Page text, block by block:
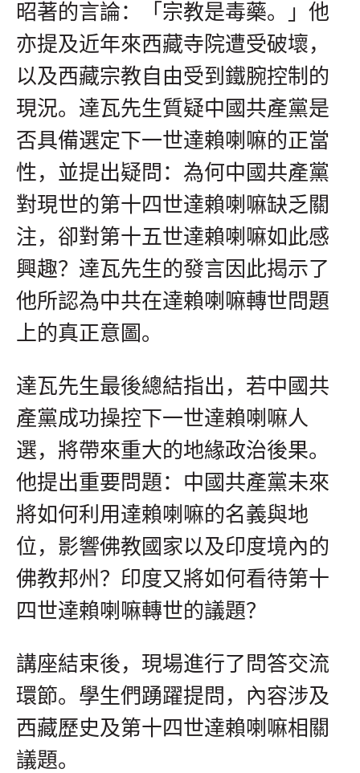
昭著的言論：「宗教是毒藥。」他
亦提及近年來西藏寺院遭受破壞，
以及西藏宗教自由受到鐵腕控制的
現況。達瓦先生質疑中國共產黨是
否具備選定下一世達賴喇嘛的正當
性，並提出疑問：為何中國共產黨
對現世的第十四世達賴喇嘛缺乏關
注，卻對第十五世達賴喇嘛如此感
興趣？達瓦先生的發言因此揭示了
他所認為中共在達賴喇嘛轉世問題
上的真正意圖。
達瓦先生最後總結指出，若中國共
產黨成功操控下一世達賴喇嘛人
選，將帶來重大的地緣政治後果。
他提出重要問題：中國共產黨未來
將如何利用達賴喇嘛的名義與地
位，影響佛教國家以及印度境內的
佛教邦州？印度又將如何看待第十
四世達賴喇嘛轉世的議題？
講座結束後，現場進行了問答交流
環節。學生們踴躍提問，內容涉及
西藏歷史及第十四世達賴喇嘛相關
議題。